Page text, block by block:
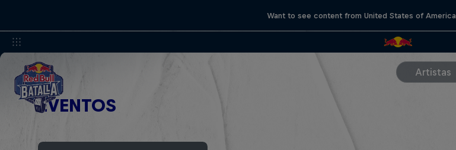
Want to see content from United States of America
Artistas
EVENTOS